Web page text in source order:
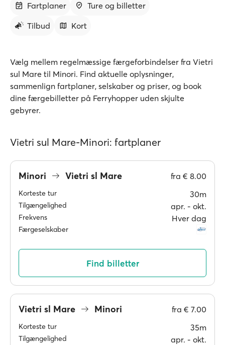
Fartplaner
Ture og billetter
Tilbud
Kort
Vælg mellem regelmæssige færgeforbindelser fra Vietri
sul Mare til Minori. Find aktuelle oplysninger,
sammenlign fartplaner, selskaber og priser, og book
dine færgebilletter på Ferryhopper uden skjulte
gebyrer.
Vietri sul Mare-Minori: fartplaner
Minori Vietri sl Mare fra € 8.00
Korteste tur 30m
Tilgængelighed apr. ‐ okt.
Frekvens Hver dag
Færgeselskaber
Find billetter
Vietri sl Mare Minori fra € 7.00
Korteste tur 35m
Tilgængelighed apr. ‐ okt.